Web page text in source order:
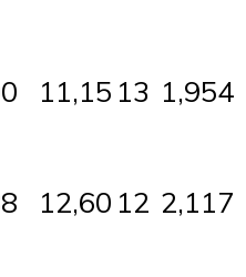
11,15 13 1,954
12,60 12 2,117